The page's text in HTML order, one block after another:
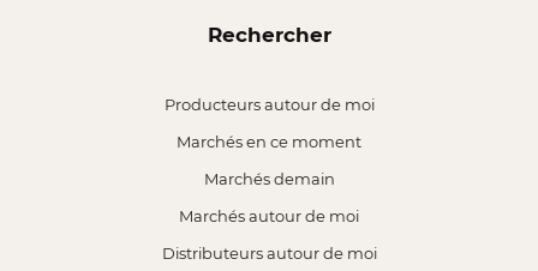
Rechercher
Producteurs autour de moi
Marchés en ce moment
Marchés demain
Marchés autour de moi
Distributeurs autour de moi